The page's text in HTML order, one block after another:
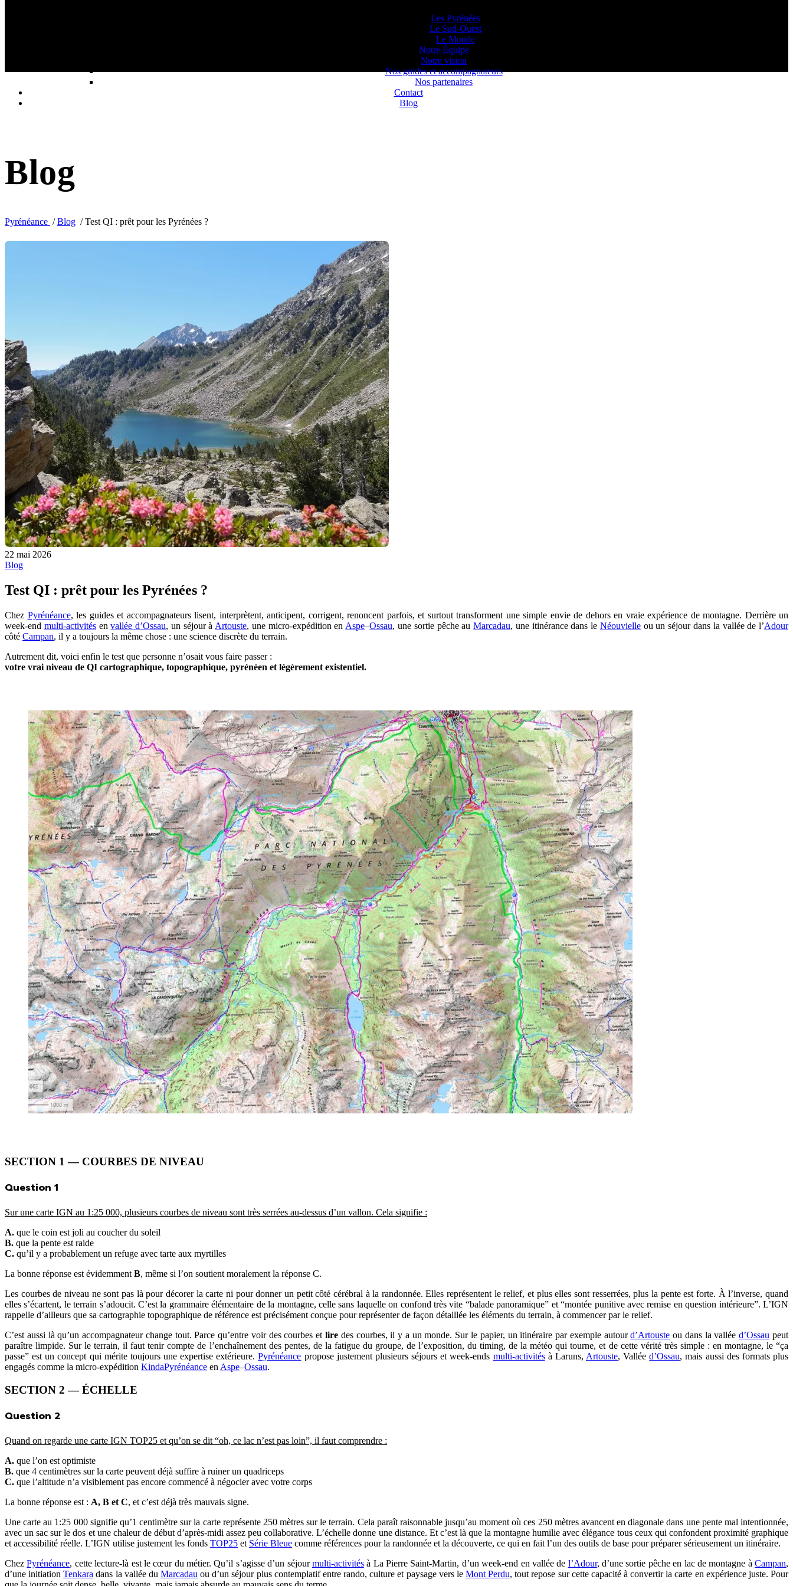
Les Pyrénées
Le Sud-Ouest
Le Monde
Notre Équipe
Notre vision
Nos guides et accompagnateurs
Nos partenaires
Contact
Blog
Blog
Pyrénéance /Blog /Test QI : prêt pour les Pyrénées ?
22 mai 2026
Blog
Test QI : prêt pour les Pyrénées ?
Chez Pyrénéance, les guides et accompagnateurs lisent, interprètent, anticipent, corrigent, renoncent parfois, et surtout transforment une simple envie de dehors en vraie expérience de montagne. Derrière un
week-end multi-activitésenvallée d’Ossau, un séjour à Artouste, une micro-expédition en Aspe–Ossau, une sortie pêche auMarcadau, une itinérance dans le Néouvielleou un séjour dans la vallée de l’Adour
côté Campan, il y a toujours la même chose : une science discrète du terrain.
Autrement dit, voici enfin le test que personne n’osait vous faire passer :
votre vrai niveau de QI cartographique, topographique, pyrénéen et légèrement existentiel.
SECTION 1 — COURBES DE NIVEAU
Question 1
Sur une carte IGN au 1:25 000, plusieurs courbes de niveau sont très serrées au-dessus d’un vallon. Cela signifie :
A. que le coin est joli au coucher du soleil
B. que la pente est raide
C. qu’il y a probablement un refuge avec tarte aux myrtilles
La bonne réponse est évidemment B, même si l’on soutient moralement la réponse C.
Les courbes de niveau ne sont pas là pour décorer la carte ni pour donner un petit côté cérébral à la randonnée. Elles représentent le relief, et plus elles sont resserrées, plus la pente est forte. À l’inverse, quand
elles s’écartent, le terrain s’adoucit. C’est la grammaire élémentaire de la montagne, celle sans laquelle on confond très vite “balade panoramique” et “montée punitive avec remise en question intérieure”. L’IGN
rappelle d’ailleurs que sa cartographie topographique de référence est précisément conçue pour représenter de façon détaillée les éléments du terrain, à commencer par le relief.
C’est aussi là qu’un accompagnateur change tout. Parce qu’entre voir des courbes etlire des courbes, il y a un monde. Sur le papier, un itinéraire par exemple autourd’Artouste ou dans la valléed’Ossau peut
paraître limpide. Sur le terrain, il faut tenir compte de l’enchaînement des pentes, de la fatigue du groupe, de l’exposition, du timing, de la météo qui tourne, et de cette vérité très simple : en montagne, le “ça
passe” est un concept qui mérite toujours une expertise extérieure.Pyrénéance propose justement plusieurs séjours et week-ends multi-activitésà Laruns, Artouste, Valléed’Ossau, mais aussi des formats plus
engagés comme la micro-expédition KindaPyrénéance en Aspe–Ossau.
SECTION 2 — ÉCHELLE
Question 2
Quand on regarde une carte IGN TOP25 et qu’on se dit “oh, ce lac n’est pas loin”, il faut comprendre :
A. que l’on est optimiste
B. que 4 centimètres sur la carte peuvent déjà suffire à ruiner un quadriceps
C. que l’altitude n’a visiblement pas encore commencé à négocier avec votre corps
La bonne réponse est : A, B et C, et c’est déjà très mauvais signe.
Une carte au 1:25 000 signifie qu’1 centimètre sur la carte représente 250 mètres sur le terrain. Cela paraît raisonnable jusqu’au moment où ces 250 mètres avancent en diagonale dans une pente mal intentionnée,
avec un sac sur le dos et une chaleur de début d’après-midi assez peu collaborative. L’échelle donne une distance. Et c’est là que la montagne humilie avec élégance tous ceux qui confondent proximité graphique
et accessibilité réelle. L’IGN utilise justement les fonds TOP25 et Série Bleue comme références pour la randonnée et la découverte, ce qui en fait l’un des outils de base pour préparer sérieusement un itinéraire.
ChezPyrénéance, cette lecture-là est le cœur du métier. Qu’il s’agisse d’un séjourmulti-activitésà La Pierre Saint-Martin, d’un week-end en vallée de l’Adour, d’une sortie pêche en lac de montagne à Campan,
d’une initiationTenkara dans la vallée duMarcadau ou d’un séjour plus contemplatif entre rando, culture et paysage vers le Mont Perdu, tout repose sur cette capacité à convertir la carte en expérience juste. Pour